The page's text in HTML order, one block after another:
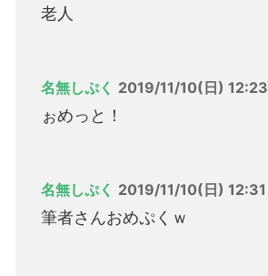
老人
名無しぷく 2019/11/10(日) 12:23
ぉめっと！
名無しぷく 2019/11/10(日) 12:31
筆者さんおめぷくｗ